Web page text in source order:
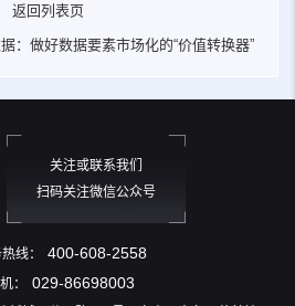
返回列表页
：做好数据要素市场化的“价值转换器”
关注或联系我们
扫码关注微信公众号
线： 400-608-2558
： 029-86698003